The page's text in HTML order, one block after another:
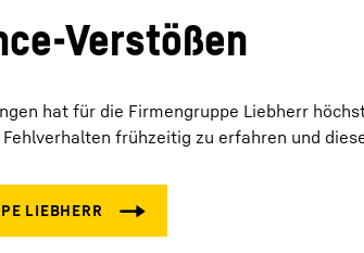
Verstößen
hat für die Firmengruppe Liebherr
frühzeitig zu erfahren und